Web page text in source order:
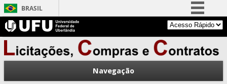
BRASIL
Simplifique!
Comunica BR
Participe
Acesso à informação
Navegação